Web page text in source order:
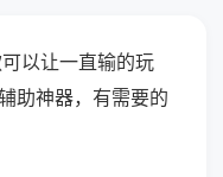
以让一直输的玩
助神器，有需要的